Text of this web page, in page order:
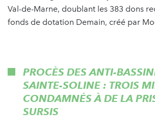
Val-de-Marne, doublant les 383 dons
fonds de dotation Demain, créé par
PROCÈS DES ANTI-
SAINTE-SOLINE : TROIS
CONDAMNÉS À DE LA
SURSIS